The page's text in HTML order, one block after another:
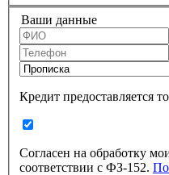
Ваши данные
Кредит предоставляется
Согласен на обработку
соответствии с ФЗ-152.